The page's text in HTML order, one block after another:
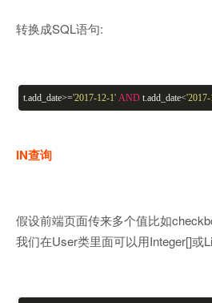
转换成SQL语句:
t.add_date>='2017-12-1' ANDt.add_date<
IN查询
假设前端页面传来多个值比如
我们在User类里面可以用Integer[]或